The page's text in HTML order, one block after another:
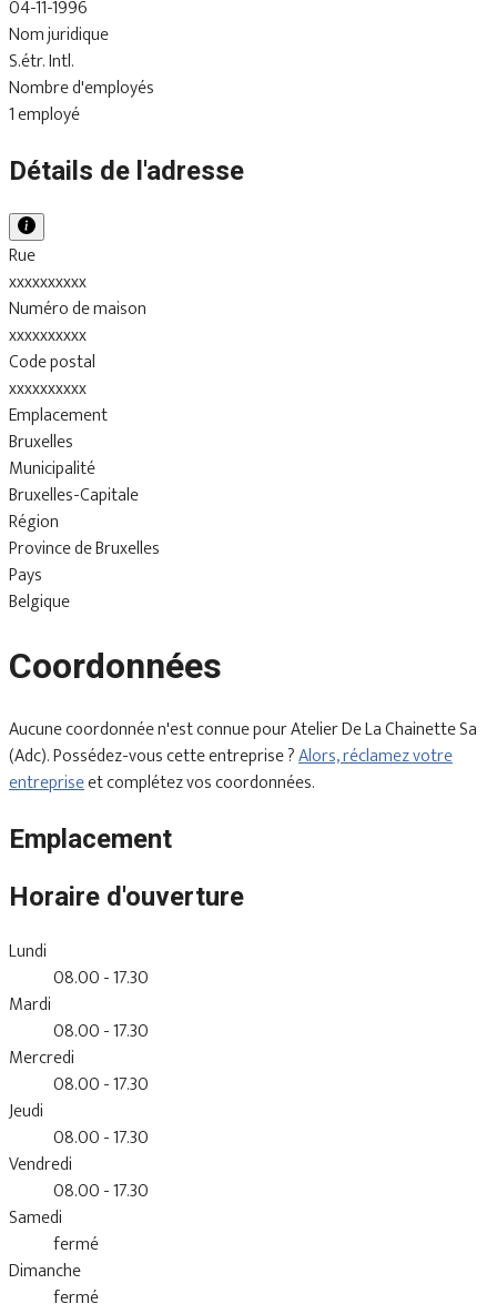
04-11-1996
Nom juridique
S.étr. Intl.
Nombre d'employés
1 employé
Détails de l'adresse
Rue
xxxxxxxxxx
Numéro de maison
xxxxxxxxxx
Code postal
xxxxxxxxxx
Emplacement
Bruxelles
Municipalité
Bruxelles-Capitale
Région
Province de Bruxelles
Pays
Belgique
Coordonnées
Aucune coordonnée n'est connue pour Atelier De La Chainette Sa
(Adc). Possédez-vous cette entreprise ?Alors, réclamez votre
entrepriseet complétez vos coordonnées.
Emplacement
Horaire d'ouverture
Lundi
08.00 - 17.30
Mardi
08.00 - 17.30
Mercredi
08.00 - 17.30
Jeudi
08.00 - 17.30
Vendredi
08.00 - 17.30
Samedi
fermé
Dimanche
fermé